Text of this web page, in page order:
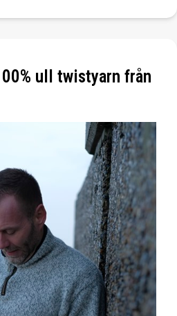
ull twistyarn från